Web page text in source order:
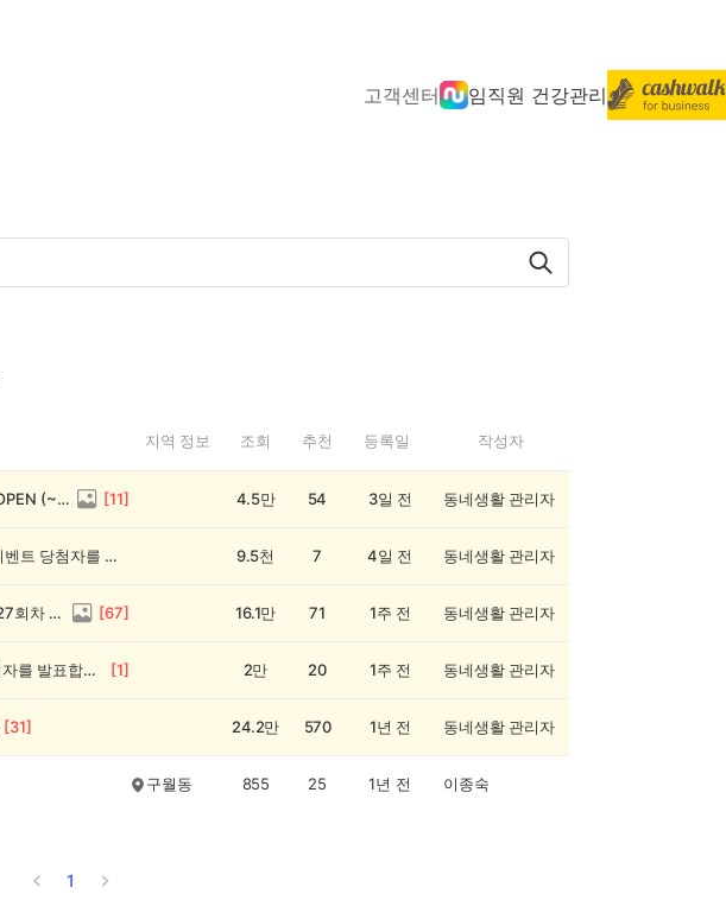
고객센터 임직원 건강관리
지역 정보 조회 추천 등록일 작성자
전원 1,000캐시! 🥳 우리 동네 썰전 14회차 OPEN (~8/17) [11] 4.5만 54 3일 전 동네생활 관리자
💰[당첨자 발표] 26회차 우리 동네 정보왕 이벤트 당첨자를 발표합니다! 9.5천 7 4일 전 동네생활 관리자
💸 전원 2,000캐시 지급! 우리 동네 정보왕 27회차 (~8/10) [67] 16.1만 71 1주 전 동네생활 관리자
💰[당첨자 발표] 우리 동네 썰전 12회차 당첨자를 발표합니다! [1] 2만 20 1주 전 동네생활 관리자
[31] 24.2만 570 1년 전 동네생활 관리자
구월동 855 25 1년 전 이종숙
1